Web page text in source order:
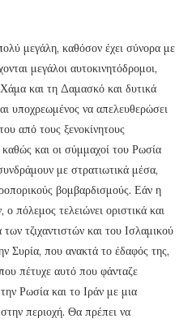
μεγάλη, καθόσον έχει σύνορα με
μεγάλοι αυτοκινητόδρομοι,
και τη Δαμασκό και δυτικά
υποχρεωμένος να απελευθερώσει
από τους ξενοκίνητους
καθώς και οι σύμμαχοί του Ρωσία
με στρατιωτικά μέσα,
βομβαρδισμούς. Εάν η
ο πόλεμος τελειώνει οριστικά και
τζιχαντιστών και του Ισλαμικού
Συρία, που ανακτά το έδαφός της,
πέτυχε αυτό που φάνταζε
Ρωσία και το Ιράν με μια
περιοχή. Θα πρέπει να